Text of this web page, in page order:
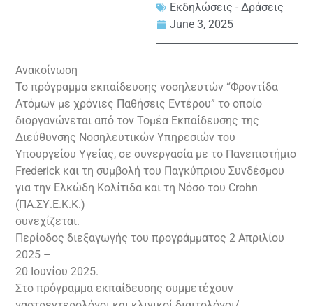
Εκδηλώσεις - Δράσεις
June 3, 2025
Ανακοίνωση
Το πρόγραμμα εκπαίδευσης νοσηλευτών “Φροντίδα
Ατόμων με χρόνιες Παθήσεις Εντέρου” το οποίο
διοργανώνεται από τον Τομέα Εκπαίδευσης της
Διεύθυνσης Νοσηλευτικών Υπηρεσιών του
Υπουργείου Υγείας, σε συνεργασία με το Πανεπιστήμιο
Frederick και τη συμβολή του Παγκύπριου Συνδέσμου
για την Ελκώδη Κολίτιδα και τη Νόσο του Crohn
(ΠΑ.ΣΥ.Ε.Κ.Κ.)
συνεχίζεται.
Περίοδος διεξαγωγής του προγράμματος 2 Απριλίου
2025 –
20 Ιουνίου 2025.
Στο πρόγραμμα εκπαίδευσης συμμετέχουν